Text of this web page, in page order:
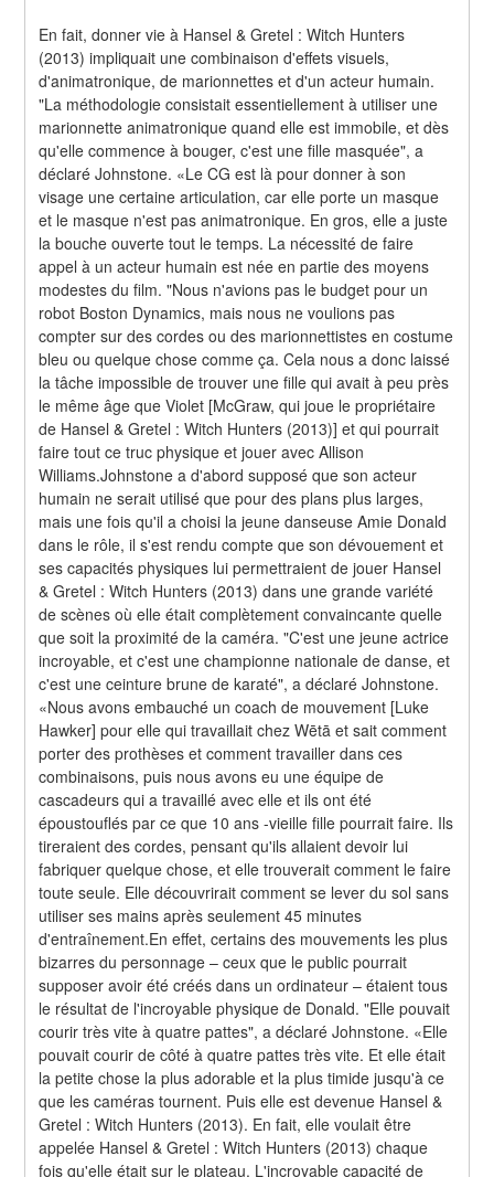
En fait, donner vie à Hansel & Gretel : Witch Hunters
(2013) impliquait une combinaison d'effets visuels,
d'animatronique, de marionnettes et d'un acteur humain.
"La méthodologie consistait essentiellement à utiliser une
marionnette animatronique quand elle est immobile, et dès
qu'elle commence à bouger, c'est une fille masquée", a
déclaré Johnstone. «Le CG est là pour donner à son
visage une certaine articulation, car elle porte un masque
et le masque n'est pas animatronique. En gros, elle a juste
la bouche ouverte tout le temps. La nécessité de faire
appel à un acteur humain est née en partie des moyens
modestes du film. "Nous n'avions pas le budget pour un
robot Boston Dynamics, mais nous ne voulions pas
compter sur des cordes ou des marionnettistes en costume
bleu ou quelque chose comme ça. Cela nous a donc laissé
la tâche impossible de trouver une fille qui avait à peu près
le même âge que Violet [McGraw, qui joue le propriétaire
de Hansel & Gretel : Witch Hunters (2013)] et qui pourrait
faire tout ce truc physique et jouer avec Allison
Williams.Johnstone a d'abord supposé que son acteur
humain ne serait utilisé que pour des plans plus larges,
mais une fois qu'il a choisi la jeune danseuse Amie Donald
dans le rôle, il s'est rendu compte que son dévouement et
ses capacités physiques lui permettraient de jouer Hansel
& Gretel : Witch Hunters (2013) dans une grande variété
de scènes où elle était complètement convaincante quelle
que soit la proximité de la caméra. "C'est une jeune actrice
incroyable, et c'est une championne nationale de danse, et
c'est une ceinture brune de karaté", a déclaré Johnstone.
«Nous avons embauché un coach de mouvement [Luke
Hawker] pour elle qui travaillait chez Wētā et sait comment
porter des prothèses et comment travailler dans ces
combinaisons, puis nous avons eu une équipe de
cascadeurs qui a travaillé avec elle et ils ont été
époustouflés par ce que 10 ans -vieille fille pourrait faire. Ils
tireraient des cordes, pensant qu'ils allaient devoir lui
fabriquer quelque chose, et elle trouverait comment le faire
toute seule. Elle découvrirait comment se lever du sol sans
utiliser ses mains après seulement 45 minutes
d'entraînement.En effet, certains des mouvements les plus
bizarres du personnage – ceux que le public pourrait
supposer avoir été créés dans un ordinateur – étaient tous
le résultat de l'incroyable physique de Donald. "Elle pouvait
courir très vite à quatre pattes", a déclaré Johnstone. «Elle
pouvait courir de côté à quatre pattes très vite. Et elle était
la petite chose la plus adorable et la plus timide jusqu'à ce
que les caméras tournent. Puis elle est devenue Hansel &
Gretel : Witch Hunters (2013). En fait, elle voulait être
appelée Hansel & Gretel : Witch Hunters (2013) chaque
fois qu'elle était sur le plateau. L'incroyable capacité de